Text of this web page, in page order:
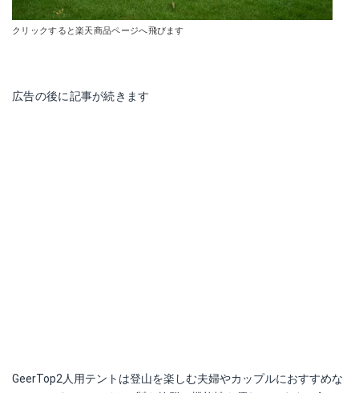
クリックすると楽天商品ページへ飛びます
広告の後に記事が続きます
GeerTop2人用テントは登山を楽しむ夫婦やカップルにおすすめな